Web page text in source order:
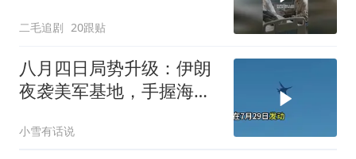
二毛追剧 20跟贴
八月四日局势升级：伊朗
夜袭美军基地，手握海峡
小雪有话说